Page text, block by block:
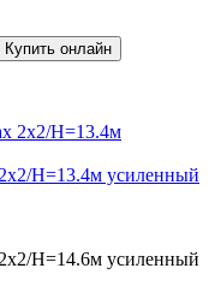
Купить онлайн
Н=13.4м усиленный
Н=14.6м усиленный